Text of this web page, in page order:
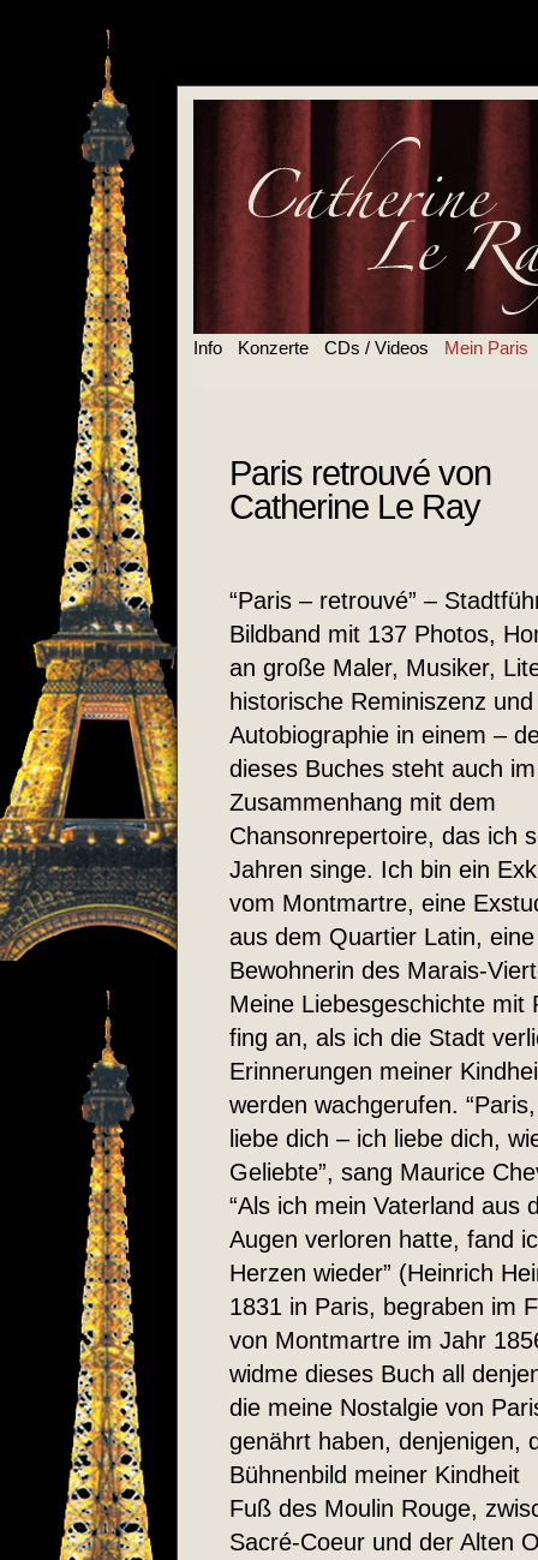
Info Konzerte CDs / Videos Mein Paris
Paris retrouvé von
Catherine Le Ray
“Paris – retrouvé” –
Bildband mit 137 Photos,
an große Maler, Musiker,
historische Reminiszenz und
Autobiographie in einem –
dieses Buches steht auch im
Zusammenhang mit dem
Chansonrepertoire, das ich
Jahren singe. Ich bin ein
vom Montmartre, eine
aus dem Quartier Latin, eine
Bewohnerin des Marais-
Meine Liebesgeschichte mit
fing an, als ich die Stadt
Erinnerungen meiner
werden wachgerufen.
liebe dich – ich liebe dich,
Geliebte”, sang Maurice
“Als ich mein Vaterland aus
Augen verloren hatte, fand
Herzen wieder” (Heinrich
1831 in Paris, begraben im
von Montmartre im Jahr
widme dieses Buch all
die meine Nostalgie von
genährt haben, denjenigen,
Bühnenbild meiner
Fuß des Moulin Rouge,
Sacré-Coeur und der Alten